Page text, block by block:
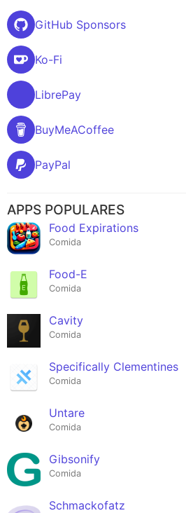
GitHub Sponsors
Ko-Fi
LibrePay
BuyMeACoffee
PayPal
APPS POPULARES
Food Expirations
Comida
Food-E
Comida
Cavity
Comida
Specifically Clementines
Comida
Untare
Comida
Gibsonify
Comida
Schmackofatz